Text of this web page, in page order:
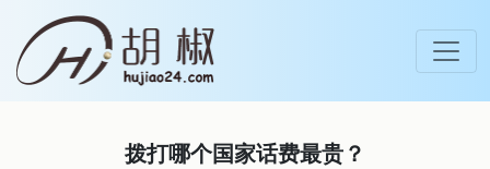
拨打哪个国家话费最贵？